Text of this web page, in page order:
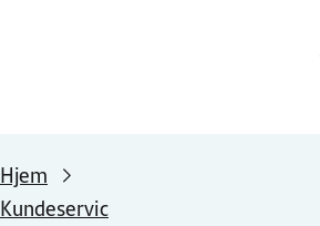
Hjem
Kundeservic